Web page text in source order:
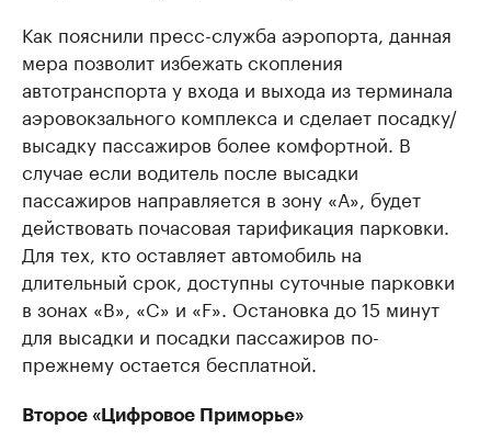
Как пояснили пресс-служба аэропорта, данная
мера позволит избежать скопления
автотранспорта у входа и выхода из терминала
аэровокзального комплекса и сделает посадку/
высадку пассажиров более комфортной. В
случае если водитель после высадки
пассажиров направляется в зону «А», будет
действовать почасовая тарификация парковки.
Для тех, кто оставляет автомобиль на
длительный срок, доступны суточные парковки
в зонах «B», «C» и «F». Остановка до 15 минут
для высадки и посадки пассажиров по-
прежнему остается бесплатной.
Второе «Цифровое Приморье»